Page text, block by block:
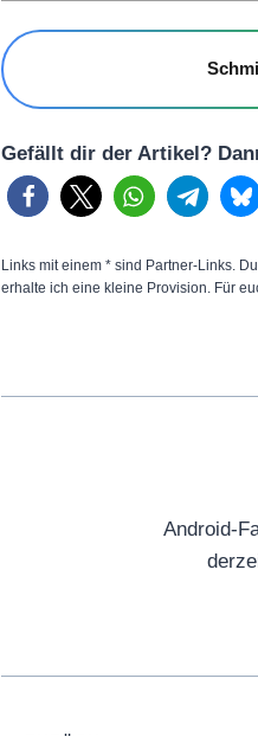
Gefällt dir der Artikel?
Links mit einem * sind Partner-Links.
erhalte ich eine kleine Provision. Für
Android-